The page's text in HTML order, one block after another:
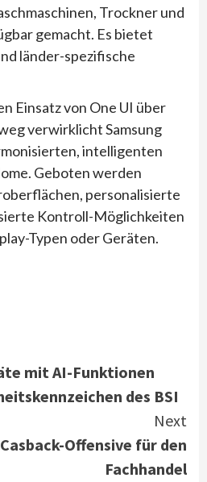
Trockner und
gemacht. Es bietet
länder-spezifische
Einsatz von One UI über
verwirklicht Samsung
intelligenten
Geboten werden
personalisierte
Kontroll-Möglichkeiten
Typen oder Geräten.
mit AI-Funktionen
des BSI
Next
Offensive für den
Fachhandel